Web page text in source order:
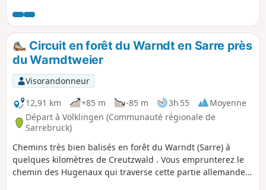
Circuit en forêt du Warndt en Sarre près
du Warndtweier
Visorandonneur
12,91 km
+85 m -85 m 3h 55
Moyenne
Départ à Völklingen (Communauté régionale de
Sarrebruck)
Chemins très bien balisés en forêt du Warndt (Sarre) à
quelques kilomètres de Creutzwald . Vous emprunterez le
chemin des Hugenaux qui traverse cette partie allemande.